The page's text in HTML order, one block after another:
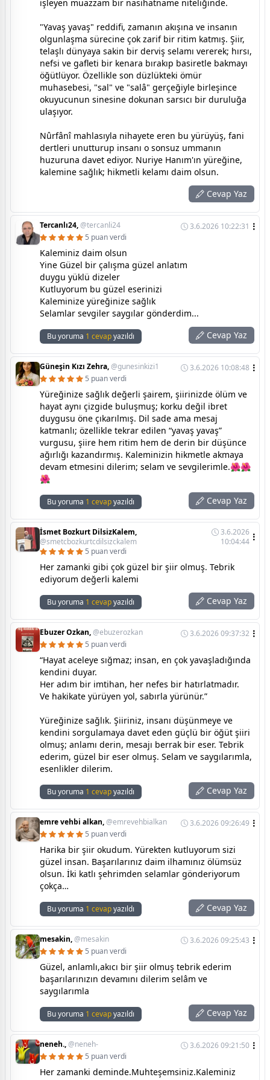
işleyen muazzam bir nasihatname niteliğinde.
"Yavaş yavaş" reddifi, zamanın akışına ve insanın
olgunlaşma sürecine çok zarif bir ritim katmış. Şiir,
telaşlı dünyaya sakin bir derviş selamı vererek; hırsı,
nefsi ve gafleti bir kenara bırakıp basiretle bakmayı
öğütlüyor. Özellikle son düzlükteki ömür
muhasebesi, "sal" ve "salâ" gerçeğiyle birleşince
okuyucunun sinesine dokunan sarsıcı bir duruluğa
ulaşıyor.
Nûrfânî mahlasıyla nihayete eren bu yürüyüş, fani
dertleri unutturup insanı o sonsuz ummanın
huzuruna davet ediyor. Nuriye Hanım'ın yüreğine,
kalemine sağlık; hikmetli kelamı daim olsun.
Cevap Yaz
Tercanlı24,@tercanli24
3.6.2026 10:22:31
5 puan verdi
Kaleminiz daim olsun
Yine Güzel bir çalışma güzel anlatım
duygu yüklü dizeler
Kutluyorum bu güzel eserinizi
Kaleminize yüreğinize sağlık
Selamlar sevgiler saygılar gönderdim...
Bu yoruma 1 cevapyazıldı Cevap Yaz
Güneşin Kızı Zehra,@gunesinkizi1
3.6.2026 10:08:48
5 puan verdi
Yüreğinize sağlık değerli şairem, şiirinizde ölüm ve
hayat aynı çizgide buluşmuş; korku değil ibret
duygusu öne çıkarılmış. Dil sade ama mesaj
katmanlı; özellikle tekrar edilen “yavaş yavaş”
vurgusu, şiire hem ritim hem de derin bir düşünce
ağırlığı kazandırmış. Kaleminizin hikmetle akmaya
devam etmesini dilerim; selam ve sevgilerimle.🌺🌺
🌺
Bu yoruma 1 cevapyazıldı Cevap Yaz
İsmet Bozkurt DilsizKalem,
@smetcbozkurtcdilsizckalem
3.6.2026
10:04:44
5 puan verdi
Her zamanki gibi çok güzel bir şiir olmuş. Tebrik
ediyorum değerli kalemi
Bu yoruma 1 cevapyazıldı Cevap Yaz
Ebuzer Ozkan,@ebuzerozkan
3.6.2026 09:37:32
5 puan verdi
“Hayat aceleye sığmaz; insan, en çok yavaşladığında
kendini duyar.
Her adım bir imtihan, her nefes bir hatırlatmadır.
Ve hakikate yürüyen yol, sabırla yürünür.”
Yüreğinize sağlık. Şiiriniz, insanı düşünmeye ve
kendini sorgulamaya davet eden güçlü bir öğüt şiiri
olmuş; anlamı derin, mesajı berrak bir eser. Tebrik
ederim, güzel bir eser olmuş. Selam ve saygılarımla,
esenlikler dilerim.
Bu yoruma 1 cevapyazıldı Cevap Yaz
emre vehbi alkan,@emrevehbialkan
3.6.2026 09:26:49
5 puan verdi
Harika bir şiir okudum. Yürekten kutluyorum sizi
güzel insan. Başarılarınız daim ilhamınız ölümsüz
olsun. İki katlı şehrimden selamlar gönderiyorum
çokça…
Bu yoruma 1 cevapyazıldı Cevap Yaz
mesakin,@mesakin
3.6.2026 09:25:43
5 puan verdi
Güzel, anlamlı,akıcı bir şiir olmuş tebrik ederim
başarılarınızın devamını dilerim selâm ve
saygılarımla
Bu yoruma 1 cevapyazıldı Cevap Yaz
neneh.,@neneh-
3.6.2026 09:21:50
5 puan verdi
Her zamanki deminde.Muhteşemsiniz.Kaleminiz